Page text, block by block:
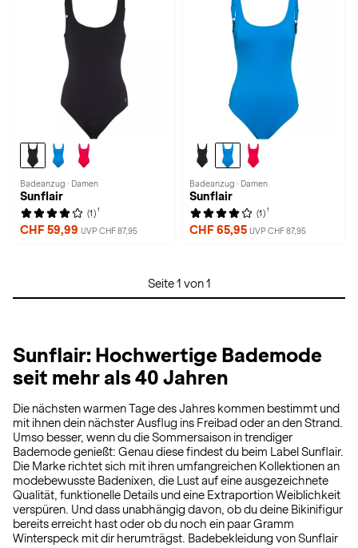
Badeanzug · Damen
Sunflair
(1) 1
CHF 59,99 UVP CHF 87,95
Badeanzug · Damen
Sunflair
(1) 1
CHF 65,95 UVP CHF 87,95
Seite 1 von 1
Sunflair: Hochwertige Bademode
seit mehr als 40 Jahren
Die nächsten warmen Tage des Jahres kommen bestimmt und
mit ihnen dein nächster Ausflug ins Freibad oder an den Strand.
Umso besser, wenn du die Sommersaison in trendiger
Bademode genießt: Genau diese findest du beim Label Sunflair.
Die Marke richtet sich mit ihren umfangreichen Kollektionen an
modebewusste Badenixen, die Lust auf eine ausgezeichnete
Qualität, funktionelle Details und eine Extraportion Weiblichkeit
verspüren. Und dass unabhängig davon, ob du deine Bikinifigur
bereits erreicht hast oder ob du noch ein paar Gramm
Winterspeck mit dir herumträgst. Badebekleidung von Sunflair